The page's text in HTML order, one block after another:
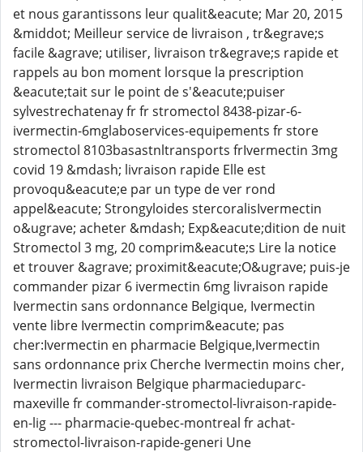
et nous garantissons leur qualit&eacute; Mar 20, 2015
&middot; Meilleur service de livraison , tr&egrave;s
facile &agrave; utiliser, livraison tr&egrave;s rapide et
rappels au bon moment lorsque la prescription
&eacute;tait sur le point de s'&eacute;puiser
sylvestrechatenay fr fr stromectol 8438-pizar-6-
ivermectin-6mglaboservices-equipements fr store
stromectol 8103basastnltransports frIvermectin 3mg
covid 19 &mdash; livraison rapide Elle est
provoqu&eacute;e par un type de ver rond
appel&eacute; Strongyloides stercoralisIvermectin
o&ugrave; acheter &mdash; Exp&eacute;dition de nuit
Stromectol 3 mg, 20 comprim&eacute;s Lire la notice
et trouver &agrave; proximit&eacute;O&ugrave; puis-je
commander pizar 6 ivermectin 6mg livraison rapide
Ivermectin sans ordonnance Belgique, Ivermectin
vente libre Ivermectin comprim&eacute; pas
cher:Ivermectin en pharmacie Belgique,Ivermectin
sans ordonnance prix Cherche Ivermectin moins cher,
Ivermectin livraison Belgique pharmacieduparc-
maxeville fr commander-stromectol-livraison-rapide-
en-lig --- pharmacie-quebec-montreal fr achat-
stromectol-livraison-rapide-generi Une